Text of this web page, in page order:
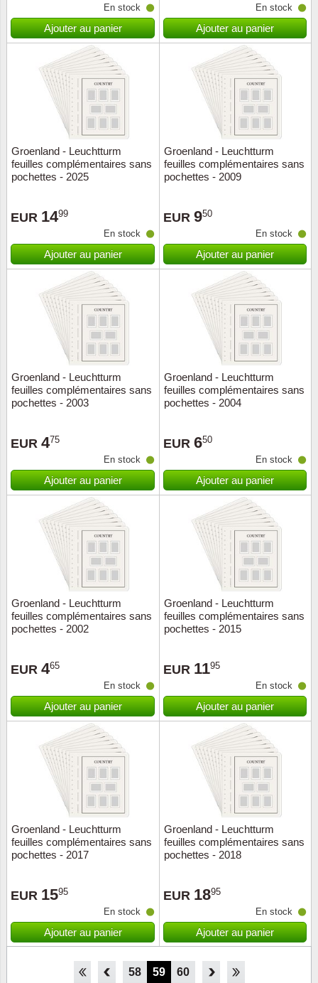
En stock
Ajouter au panier
En stock
Ajouter au panier
Groenland - Leuchtturm
feuilles complémentaires sans
pochettes - 2025
EUR 1499
En stock
Ajouter au panier
Groenland - Leuchtturm
feuilles complémentaires sans
pochettes - 2009
EUR 950
En stock
Ajouter au panier
Groenland - Leuchtturm
feuilles complémentaires sans
pochettes - 2003
EUR 475
En stock
Ajouter au panier
Groenland - Leuchtturm
feuilles complémentaires sans
pochettes - 2004
EUR 650
En stock
Ajouter au panier
Groenland - Leuchtturm
feuilles complémentaires sans
pochettes - 2002
EUR 465
En stock
Ajouter au panier
Groenland - Leuchtturm
feuilles complémentaires sans
pochettes - 2015
EUR 1195
En stock
Ajouter au panier
Groenland - Leuchtturm
feuilles complémentaires sans
pochettes - 2017
EUR 1595
En stock
Ajouter au panier
Groenland - Leuchtturm
feuilles complémentaires sans
pochettes - 2018
EUR 1895
En stock
Ajouter au panier
56 57 58 59 60 61 62